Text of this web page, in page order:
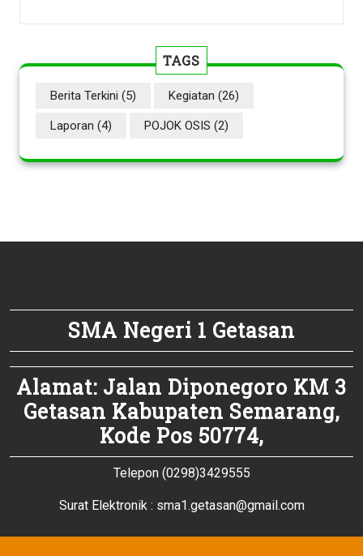
TAGS
Berita Terkini (5) Kegiatan (26)
Laporan (4) POJOK OSIS (2)
SMA Negeri 1 Getasan
Alamat: Jalan Diponegoro KM 3
Getasan Kabupaten Semarang,
Kode Pos 50774,
Telepon (0298)3429555
Surat Elektronik : sma1.getasan@gmail.com